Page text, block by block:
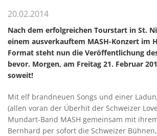
20.02.2014
Nach dem erfolgreichen Tourstart in St.
einem ausverkauftem MASH-Konzert im
Format steht nun die Veröffentlichung
bevor. Morgen, am Freitag 21. Februar
soweit!
Mit elf brandneuen Songs und einer
(allen voran der Überhit der Schweizer
Mundart-Band MASH gemeinsam mit
Bernhard per sofort die Schweizer